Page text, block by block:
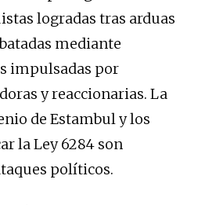
logradas tras arduas
mediante
impulsadas por
y reaccionarias. La
de Estambul y los
la Ley 6284 son
políticos.